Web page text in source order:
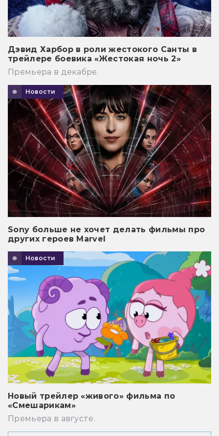
Дэвид Харбор в роли жестокого Санты в
трейлере боевика «Жестокая ночь 2»
Премьера в декабре.
Новости
Sony больше не хочет делать фильмы про
других героев Marvel
Новости
Новый трейлер «живого» фильма по
«Смешарикам»
Премьера в августе.